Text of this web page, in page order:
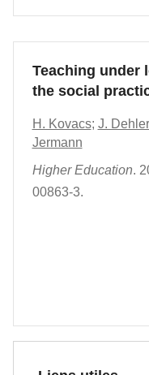
Teaching under
the social
H. Kovacs; J.
Jermann
Higher Education.
00863-3.